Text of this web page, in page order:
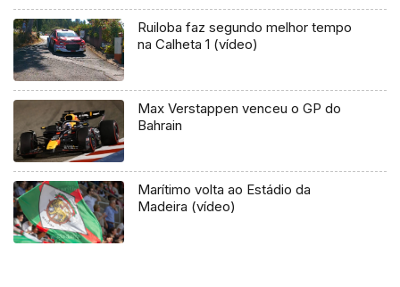
Ruiloba faz segundo melhor tempo
na Calheta 1 (vídeo)
Max Verstappen venceu o GP do
Bahrain
Marítimo volta ao Estádio da
Madeira (vídeo)